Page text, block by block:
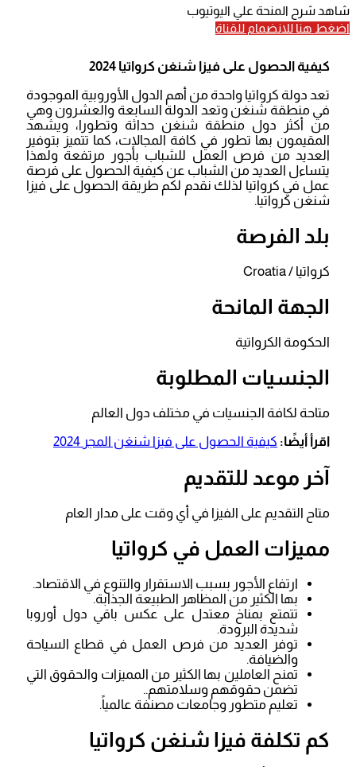
شاهد شرح المنحة علي اليوتيوب
اضغط هنا للانضمام للقناة
كيفية الحصول على فيزا شنغن كرواتيا 2024
تعد دولة كرواتيا واحدة من أهم الدول الأوروبية الموجودة
في منطقة شنغن وتعد الدولة السابعة والعشرون وهي
من أكثر دول منطقة شنغن حداثة وتطورا، ويشهد
المقيمون بها تطور في كافة المجالات، كما تتميز بتوفير
العديد من فرص العمل للشباب بأجور مرتفعة ولهذا
يتساءل العديد من الشباب عن كيفية الحصول على فرصة
عمل في كرواتيا لذلك نقدم لكم طريقة الحصول على فيزا
شنغن كرواتيا.
بلد الفرصة
كرواتيا / Croatia
الجهة المانحة
الحكومة الكرواتية
الجنسيات المطلوبة
متاحة لكافة الجنسيات في مختلف دول العالم
اقرأ أيضًا: كيفية الحصول على فيزا شنغن المجر 2024
آخر موعد للتقديم
متاح التقديم على الفيزا في أي وقت على مدار العام
مميزات العمل في كرواتيا
ارتفاع الأجور بسبب الاستقرار والتنوع في الاقتصاد.
بها الكثير من المظاهر الطبيعة الجذابة.
تتمتع بمناخ معتدل على عكس باقي دول أوروبا
شديدة البرودة.
توفر العديد من فرص العمل في قطاع السياحة
والضيافة.
تمنح العاملين بها الكثير من المميزات والحقوق التي
تضمن حقوقهم وسلامتهم..
تعليم متطور وجامعات مصنفة عالمياً.
كم تكلفة فيزا شنغن كرواتيا